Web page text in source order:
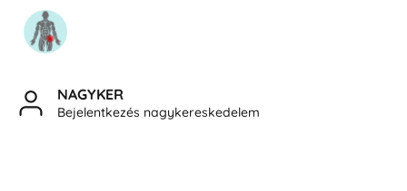
NAGYKER
Bejelentkezés nagykereskedelem